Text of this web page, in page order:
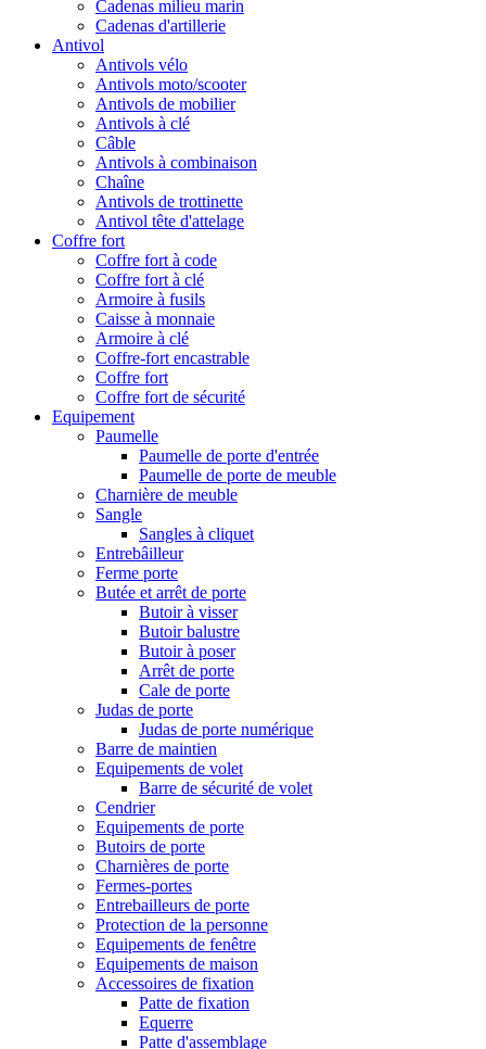
Cadenas milieu marin
Cadenas d'artillerie
Antivol
Antivols vélo
Antivols moto/scooter
Antivols de mobilier
Antivols à clé
Câble
Antivols à combinaison
Chaîne
Antivols de trottinette
Antivol tête d'attelage
Coffre fort
Coffre fort à code
Coffre fort à clé
Armoire à fusils
Caisse à monnaie
Armoire à clé
Coffre-fort encastrable
Coffre fort
Coffre fort de sécurité
Equipement
Paumelle
Paumelle de porte d'entrée
Paumelle de porte de meuble
Charnière de meuble
Sangle
Sangles à cliquet
Entrebâilleur
Ferme porte
Butée et arrêt de porte
Butoir à visser
Butoir balustre
Butoir à poser
Arrêt de porte
Cale de porte
Judas de porte
Judas de porte numérique
Barre de maintien
Equipements de volet
Barre de sécurité de volet
Cendrier
Equipements de porte
Butoirs de porte
Charnières de porte
Fermes-portes
Entrebailleurs de porte
Protection de la personne
Equipements de fenêtre
Equipements de maison
Accessoires de fixation
Patte de fixation
Equerre
Patte d'assemblage